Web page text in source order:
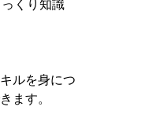
くり知識
ルを⾝につ
ます。